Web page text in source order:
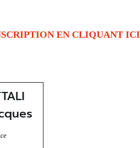
EN CLIQUANT ICI